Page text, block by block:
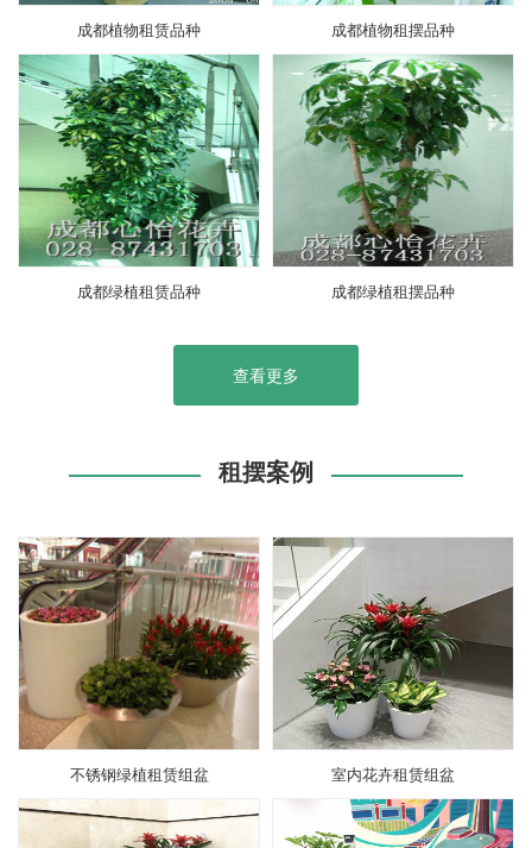
成都植物租赁品种 成都植物租摆品种
成都绿植租赁品种 成都绿植租摆品种
查看更多
租摆案例
不锈钢绿植租赁组盆 室内花卉租赁组盆